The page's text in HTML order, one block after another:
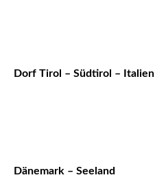
Dorf Tirol – Südtirol – Italien
Dänemark – Seeland